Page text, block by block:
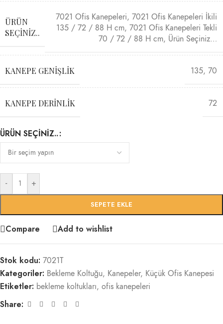
ÜRÜN
SEÇINIZ..
7021 Ofis Kanepeleri, 7021 Ofis Kanepeleri İkili
135 / 72 / 88 H cm, 7021 Ofis Kanepeleri Tekli
70 / 72 / 88 H cm, Ürün Seçiniz…
KANEPE GENIŞLIK 135, 70
KANEPE DERINLIK 72
ÜRÜN SEÇINIZ..
- +
SEPETE EKLE
Compare Add to wishlist
Stok kodu: 7021T
Kategoriler: Bekleme Koltuğu, Kanepeler, Küçük Ofis Kanepesi
Etiketler: bekleme koltukları, ofis kanepeleri
Share: